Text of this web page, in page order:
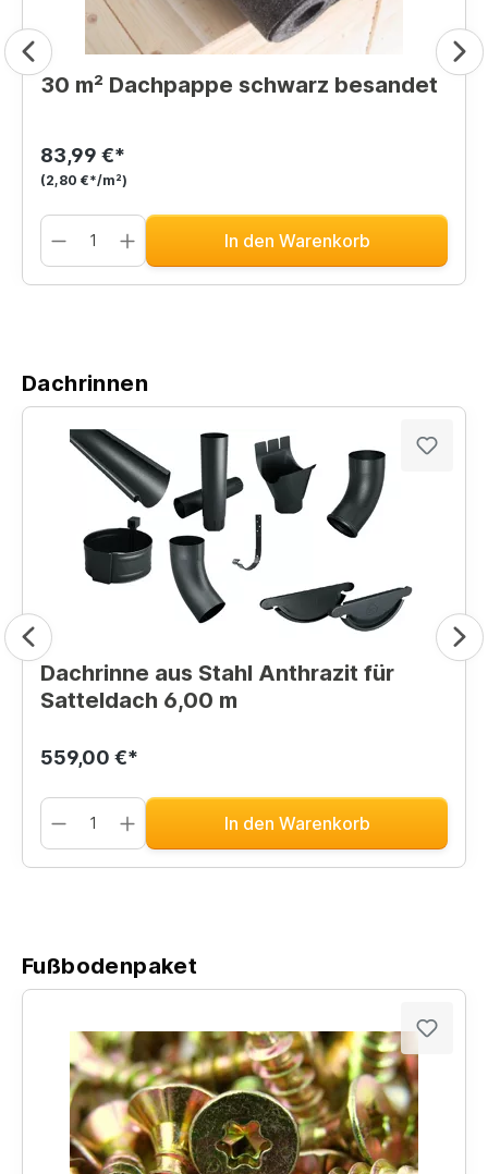
30 m² Dachpappe schwarz besandet
83,99 €*
(2,80 €*/m²)
In den Warenkorb
Dachrinnen
Dachrinne aus Stahl Anthrazit für
Satteldach 6,00 m
559,00 €*
In den Warenkorb
Fußbodenpaket